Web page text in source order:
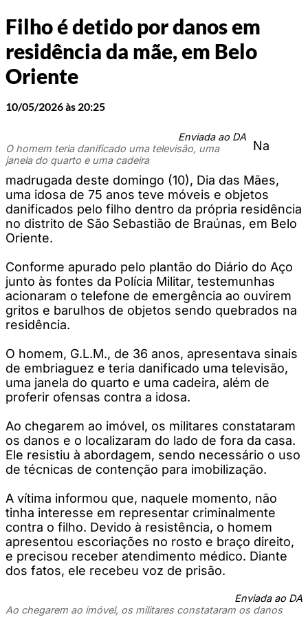
Filho é detido por danos em
residência da mãe, em Belo
Oriente
10/05/2026 às 20:25
Enviada ao DA
O homem teria danificado uma televisão, uma
janela do quarto e uma cadeira
Na
madrugada deste domingo (10), Dia das Mães,
uma idosa de 75 anos teve móveis e objetos
danificados pelo filho dentro da própria residência
no distrito de São Sebastião de Braúnas, em Belo
Oriente.
Conforme apurado pelo plantão do Diário do Aço
junto às fontes da Polícia Militar, testemunhas
acionaram o telefone de emergência ao ouvirem
gritos e barulhos de objetos sendo quebrados na
residência.
O homem, G.L.M., de 36 anos, apresentava sinais
de embriaguez e teria danificado uma televisão,
uma janela do quarto e uma cadeira, além de
proferir ofensas contra a idosa.
Ao chegarem ao imóvel, os militares constataram
os danos e o localizaram do lado de fora da casa.
Ele resistiu à abordagem, sendo necessário o uso
de técnicas de contenção para imobilização.
A vítima informou que, naquele momento, não
tinha interesse em representar criminalmente
contra o filho. Devido à resistência, o homem
apresentou escoriações no rosto e braço direito,
e precisou receber atendimento médico. Diante
dos fatos, ele recebeu voz de prisão.
Enviada ao DA
Ao chegarem ao imóvel, os militares constataram os danos